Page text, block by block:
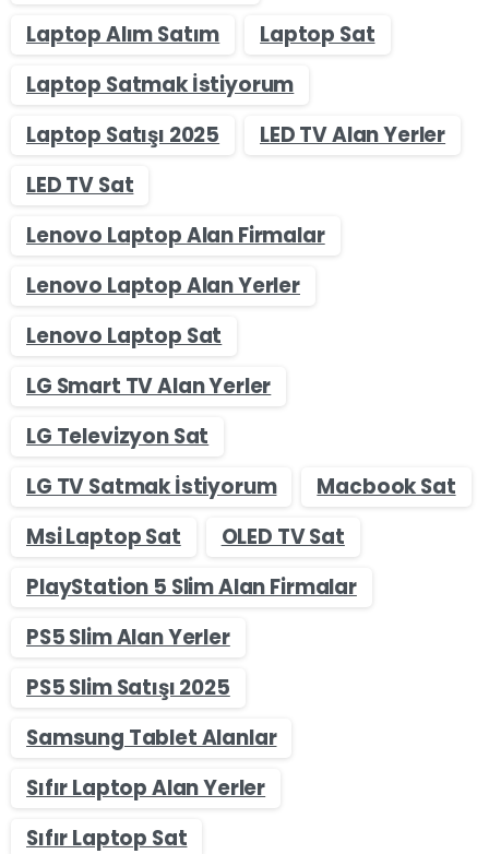
Laptop Alım Satım
Laptop Sat
Laptop Satmak İstiyorum
Laptop Satışı 2025
LED TV Alan Yerler
LED TV Sat
Lenovo Laptop Alan Firmalar
Lenovo Laptop Alan Yerler
Lenovo Laptop Sat
LG Smart TV Alan Yerler
LG Televizyon Sat
LG TV Satmak İstiyorum
Macbook Sat
Msi Laptop Sat
OLED TV Sat
PlayStation 5 Slim Alan Firmalar
PS5 Slim Alan Yerler
PS5 Slim Satışı 2025
Samsung Tablet Alanlar
Sıfır Laptop Alan Yerler
Sıfır Laptop Sat